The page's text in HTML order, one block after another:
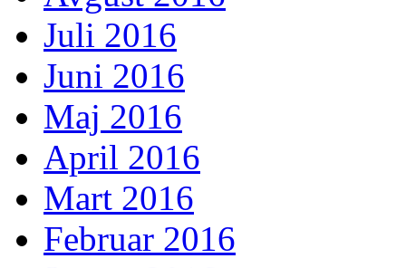
Juli 2016
Juni 2016
Maj 2016
April 2016
Mart 2016
Februar 2016